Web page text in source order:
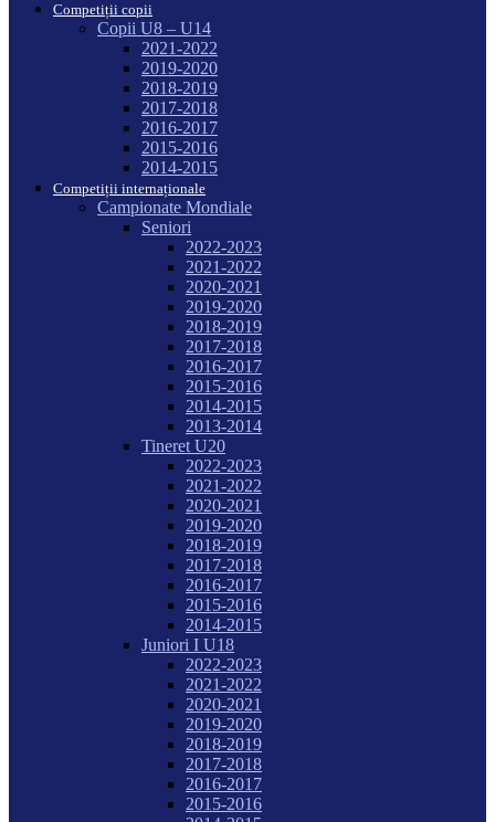
Competiții copii
Copii U8 – U14
2021-2022
2019-2020
2018-2019
2017-2018
2016-2017
2015-2016
2014-2015
Competiții internaționale
Campionate Mondiale
Seniori
2022-2023
2021-2022
2020-2021
2019-2020
2018-2019
2017-2018
2016-2017
2015-2016
2014-2015
2013-2014
Tineret U20
2022-2023
2021-2022
2020-2021
2019-2020
2018-2019
2017-2018
2016-2017
2015-2016
2014-2015
Juniori I U18
2022-2023
2021-2022
2020-2021
2019-2020
2018-2019
2017-2018
2016-2017
2015-2016